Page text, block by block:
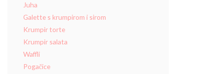
Juha
Galette s krumpirom i sirom
Krumpir torte
Krumpir salata
Waffli
Pogačice